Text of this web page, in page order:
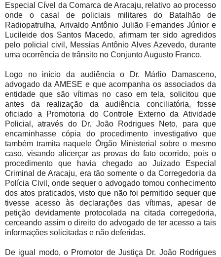
Especial Cível da Comarca de Aracaju, relativo ao processo
onde o casal de policiais militares do Batalhão de
Radiopatrulha, Arivaldo Antônio Julião Fernandes Júnior e
Lucileide dos Santos Macedo, afirmam ter sido agredidos
pelo policial civil, Messias Antônio Alves Azevedo, durante
uma ocorrência de trânsito no Conjunto Augusto Franco.
Logo no início da audiência o Dr. Márlio Damasceno,
advogado da AMESE e que acompanha os associados da
entidade que são vítimas no caso em tela, solicitou que
antes da realização da audiência conciliatória, fosse
oficiado a Promotoria do Controle Externo da Atividade
Policial, através do Dr. João Rodrigues Neto, para que
encaminhasse cópia do procedimento investigativo que
também tramita naquele Órgão Ministerial sobre o mesmo
caso. visando alicerçar as provas do fato ocorrido, pois o
procedimento que havia chegado ao Juizado Especial
Criminal de Aracaju, era tão somente o da Corregedoria da
Polícia Civil, onde sequer o advogado tomou conhecimento
dos atos praticados, visto que não foi permitido sequer que
tivesse acesso às declarações das vítimas, apesar de
petição devidamente protocolada na citada corregedoria,
cerceando assim o direito do advogado de ter acesso a tais
informações solicitadas e não deferidas.
De igual modo, o Promotor de Justiça Dr. João Rodrigues